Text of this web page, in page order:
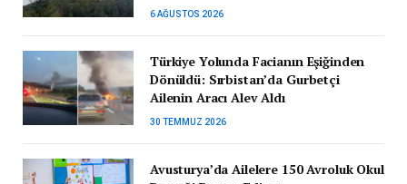
6 AĞUSTOS 2026
Türkiye Yolunda Facianın Eşiğinden
Dönüldü: Sırbistan’da Gurbetçi
Ailenin Aracı Alev Aldı
30 TEMMUZ 2026
Avusturya’da Ailelere 150 Avroluk Okul